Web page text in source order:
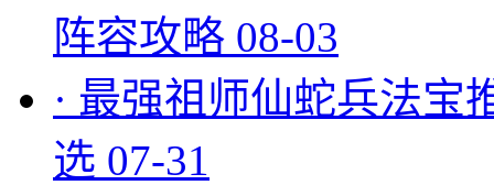
阵容攻略 08-03
· 最强祖师仙蛇兵法宝
选 07-31